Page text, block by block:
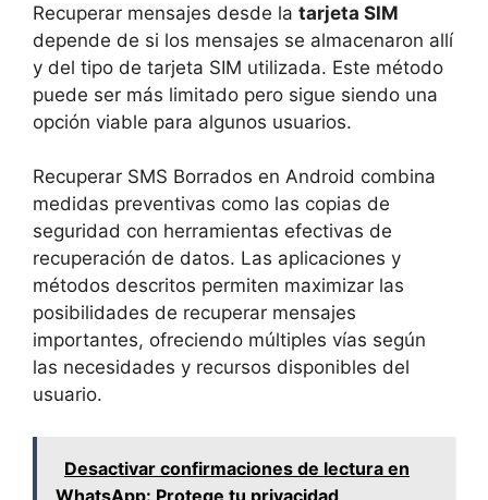
Recuperar mensajes desde la tarjeta SIM
depende de si los mensajes se almacenaron allí
y del tipo de tarjeta SIM utilizada. Este método
puede ser más limitado pero sigue siendo una
opción viable para algunos usuarios.
Recuperar SMS Borrados en Android combina
medidas preventivas como las copias de
seguridad con herramientas efectivas de
recuperación de datos. Las aplicaciones y
métodos descritos permiten maximizar las
posibilidades de recuperar mensajes
importantes, ofreciendo múltiples vías según
las necesidades y recursos disponibles del
usuario.
Desactivar confirmaciones de lectura en
WhatsApp: Protege tu privacidad